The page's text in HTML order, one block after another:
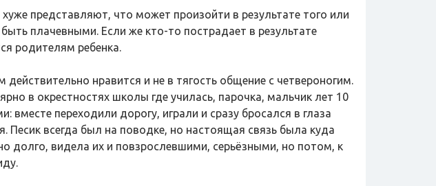
представляют, что может произойти в результате того или
плачевными. Если же кто-то пострадает в результате
родителям ребенка.
нравится и не в тягость общение с четвероногим.
в окрестностях школы где училась, парочка, мальчик лет 10
вместе переходили дорогу, играли и сразу бросался в глаза
всегда был на поводке, но настоящая связь была куда
долго, видела их и повзрослевшими, серьёзными, но потом, к